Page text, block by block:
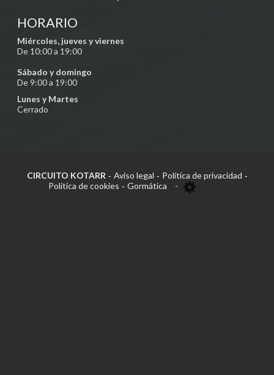
HORARIO
Miércoles, jueves y viernes
De 10:00 a 19:00
Sábado y domingo
De 9:00 a 19:00
Lunes y Martes
Cerrado
CIRCUITO KOTARR - Aviso legal - Política de privacidad -
Política de cookies - Gormática -